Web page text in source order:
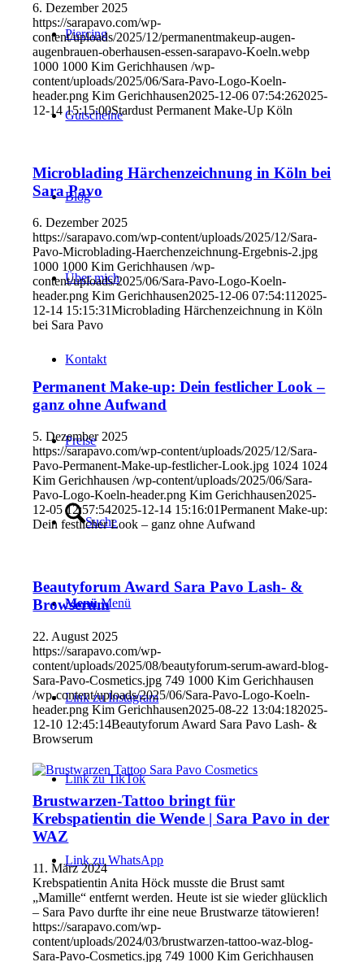
Piercing
Gutscheine
Blog
Über mich
Kontakt
Preise
Suche
Menü Menü
Link zu Instagram
Link zu TikTok
Link zu WhatsApp
6. Dezember 2025
https://sarapavo.com/wp-
content/uploads/2025/12/permanentmakeup-augen-
augenbrauen-oberhausen-essen-sarapavo-Koeln.webp
1000 1000 Kim Gerichhausen /wp-
content/uploads/2025/06/Sara-Pavo-Logo-Koeln-
header.png Kim Gerichhausen2025-12-06 07:54:262025-
12-14 15:15:00Stardust Permanent Make-Up Köln
Microblading Härchenzeichnung in Köln bei
Sara Pavo
6. Dezember 2025
https://sarapavo.com/wp-content/uploads/2025/12/Sara-
Pavo-Microblading-Haerchenzeichnung-Ergebnis-2.jpg
1000 1000 Kim Gerichhausen /wp-
content/uploads/2025/06/Sara-Pavo-Logo-Koeln-
header.png Kim Gerichhausen2025-12-06 07:54:11 2025-
12-14 15:15:31Microblading Härchenzeichnung in Köln
bei Sara Pavo
Permanent Make-up: Dein festlicher Look –
ganz ohne Aufwand
5. Dezember 2025
https://sarapavo.com/wp-content/uploads/2025/12/Sara-
Pavo-Permanent-Make-up-festlicher-Look.jpg 1024 1024
Kim Gerichhausen /wp-content/uploads/2025/06/Sara-
Pavo-Logo-Koeln-header.png Kim Gerichhausen2025-
12-05 12:57:542025-12-14 15:16:01Permanent Make-up:
Dein festlicher Look – ganz ohne Aufwand
Beautyforum Award Sara Pavo Lash- &
Browserum
22. August 2025
https://sarapavo.com/wp-
content/uploads/2025/08/beautyforum-serum-award-blog-
Sara-Pavo-Cosmetics.jpg 749 1000 Kim Gerichhausen
/wp-content/uploads/2025/06/Sara-Pavo-Logo-Koeln-
header.png Kim Gerichhausen2025-08-22 13:04:182025-
12-10 12:45:14Beautyforum Award Sara Pavo Lash- &
Browserum
Brustwarzen-Tattoo bringt für
Krebspatientin die Wende | Sara Pavo in der
WAZ
11. März 2024
Krebspatientin Anita Höck musste die Brust samt
„Mamille“ entfernt werden. Heute ist sie wieder glücklich
– Sara Pavo durfte ihr eine neue Brustwarze tätowieren!
https://sarapavo.com/wp-
content/uploads/2024/03/brustwarzen-tattoo-waz-blog-
Sara-Pavo-Cosmetics.jpg 749 1000 Kim Gerichhausen